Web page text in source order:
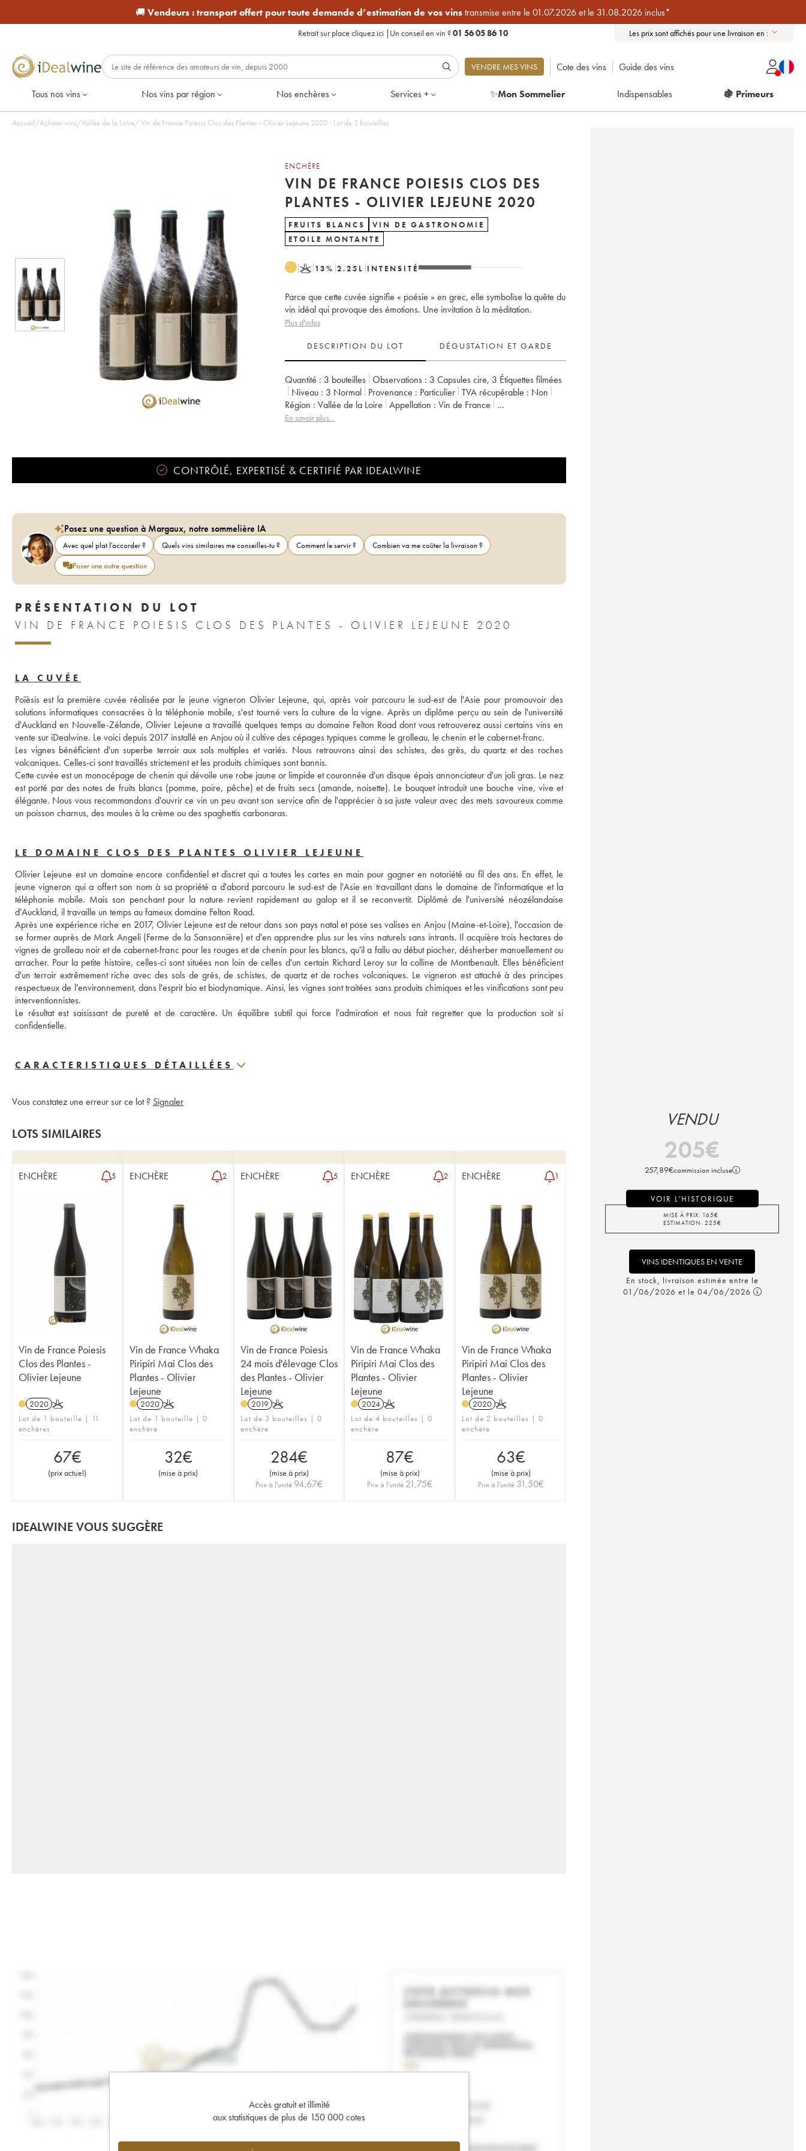
🚚 Vendeurs :transport offert pour toute demande d’estimation de vos vinstransmise entre le 01.07.2026 et le 31.08.2026 inclus*
Retrait sur place cliquez ici | Un conseil en vin ?01 56 05 86 10 Les prix sont affichés pour une livraison en :
VENDRE MES VINS Cote des vins Guide des vins
Tous nos vins Nos vins par région Nos enchères Services + ✨Mon Sommelier Indispensables 🍇 Primeurs
Accueil/Acheter vins/Vallée de la Loire/ Vin de France Poiesis Clos des Plantes - Olivier Lejeune 2020 - Lot de 3 bouteilles
ENCHÈRE
VIN DE FRANCE POIESIS CLOS DES
PLANTES - OLIVIER LEJEUNE 2020
FRUITS BLANCS
VIN DE GASTRONOMIE
ETOILE MONTANTE
K 13% 2.25 L INTENSITÉ
Parce que cette cuvée signifie « poésie » en grec, elle symbolise la quête du
vin idéal qui provoque des émotions. Une invitation à la méditation.
Plus d'infos
DESCRIPTION DU LOT DÉGUSTATION ET GARDE
Quantité : 3 bouteilles Observations : 3 Capsules cire, 3 Étiquettes filmées
Niveau : 3 Normal Provenance : particulier TVA récupérable :
non
Région :
Vallée de la Loire Appellation :
Vin de France
Propriétaire :
En savoir plus...
CONTRÔLÉ, EXPERTISÉ & CERTIFIÉ PAR IDEALWINE
Posez une question à Margaux, notre sommelière IA
Avec quel plat l'accorder ? Quels vins similaires me conseilles-tu ? Comment le servir ?
Combien va me coûter la livraison ?
Poser une autre question
PRÉSENTATION DU LOT
VIN DE FRANCE POIESIS CLOS DES PLANTES - OLIVIER LEJEUNE 2020
LA CUVÉE
Poïèsis est la première cuvée réalisée par le jeune vigneron Olivier Lejeune, qui, après voir parcouru le sud-est de l'Asie pour promouvoir des
solutions informatiques consacrées à la téléphonie mobile, s'est tourné vers la culture de la vigne. Après un diplôme perçu au sein de l'université
d'Auckland en Nouvelle-Zélande, Olivier Lejeune a travaillé quelques temps au domaine Felton Road dont vous retrouverez aussi certains vins en
vente sur iDealwine. Le voici depuis 2017 installé en Anjou où il cultive des cépages typiques comme le grolleau, le chenin et le cabernet-franc.
Les vignes bénéficient d'un superbe terroir aux sols multiples et variés. Nous retrouvons ainsi des schistes, des grès, du quartz et des roches
volcaniques. Celles-ci sont travaillés strictement et les produits chimiques sont bannis.
Cette cuvée est un monocépage de chenin qui dévoile une robe jaune or limpide et couronnée d'un disque épais annonciateur d'un joli gras. Le nez
est porté par des notes de fruits blancs (pomme, poire, pêche) et de fruits secs (amande, noisette). Le bouquet introduit une bouche vine, vive et
élégante. Nous vous recommandons d'ouvrir ce vin un peu avant son service afin de l'apprécier à sa juste valeur avec des mets savoureux comme
un poisson charnus, des moules à la crème ou des spaghettis carbonaras.
LE DOMAINE CLOS DES PLANTES OLIVIER LEJEUNE
Olivier Lejeune est un domaine encore confidentiel et discret qui a toutes les cartes en main pour gagner en notoriété au fil des ans. En effet, le
jeune vigneron qui a offert son nom à sa propriété a d'abord parcouru le sud-est de l'Asie en travaillant dans le domaine de l'informatique et la
téléphonie mobile. Mais son penchant pour la nature revient rapidement au galop et il se reconvertit. Diplômé de l'université néozélandaise
d'Auckland, il travaille un temps au fameux domaine Felton Road.
Après une expérience riche en 2017, Olivier Lejeune est de retour dans son pays natal et pose ses valises en Anjou (Maine-et-Loire), l'occasion de
se former auprès de Mark Angeli (Ferme de la Sansonnière) et d'en apprendre plus sur les vins naturels sans intrants. Il acquière trois hectares de
vignes de grolleau noir et de cabernet-franc pour les rouges et de chenin pour les blancs, qu'il a fallu au début piocher, désherber manuellement ou
arracher. Pour la petite histoire, celles-ci sont situées non loin de celles d'un certain Richard Leroy sur la colline de Montbenault. Elles bénéficient
d'un terroir extrêmement riche avec des sols de grès, de schistes, de quartz et de roches volcaniques. Le vigneron est attaché à des principes
respectueux de l'environnement, dans l'esprit bio et biodynamique. Ainsi, les vignes sont traitées sans produits chimiques et les vinifications sont peu
interventionnistes.
Le résultat est saisissant de pureté et de caractère. Un équilibre subtil qui force l'admiration et nous fait regretter que la production soit si
confidentielle.
CARACTERISTIQUES DÉTAILLÉES
Vous constatez une erreur sur ce lot ? Signaler
LOTS SIMILAIRES
ENCHÈRE 5
Vin de France Poiesis
Clos des Plantes -
Olivier Lejeune
2020 K
Lot de 1 bouteille | 11
enchères
67€
(prix actuel)
ENCHÈRE 2
Vin de France Whaka
Piripiri Mai Clos des
Plantes - Olivier
Lejeune
2020 K
Lot de 1 bouteille | 0
enchère
32€
(mise à prix)
ENCHÈRE 5
Vin de France Poiesis
24 mois d'élevage Clos
des Plantes - Olivier
Lejeune
2019 K
Lot de 3 bouteilles | 0
enchère
284€
(mise à prix)
Prix à l'unité 94,67€
ENCHÈRE 2
Vin de France Whaka
Piripiri Mai Clos des
Plantes - Olivier
Lejeune
2024 K
Lot de 4 bouteilles | 0
enchère
87€
(mise à prix)
Prix à l'unité 21,75€
ENCHÈRE 1
Vin de France Whaka
Piripiri Mai Clos des
Plantes - Olivier
Lejeune
2020 K
Lot de 2 bouteilles | 0
enchère
63€
(mise à prix)
Prix à l'unité 31,50€
IDEALWINE VOUS SUGGÈRE
Accès gratuit et illimité
aux statistiques de plus de 150 000 cotes
VENDU
205€
257,89€commission incluse
VOIR L'HISTORIQUE
MISE À PRIX: 165€
ESTIMATION: 225€
VINS IDENTIQUES EN VENTE
En stock, livraison estimée entre le
01/06/2026 et le 04/06/2026